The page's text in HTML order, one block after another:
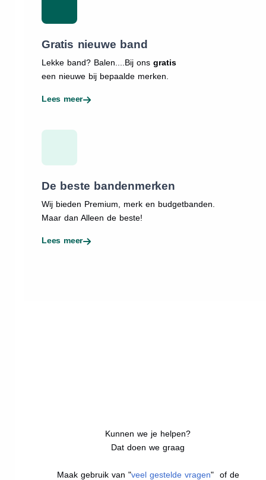
Gratis nieuwe band
Lekke band? Balen....Bij ons gratis
een nieuwe bij bepaalde merken.
Lees meer
De beste bandenmerken
Wij bieden Premium, merk en budgetbanden.
Maar dan Alleen de beste!
Lees meer
Kunnen we je helpen?
Dat doen we graag
Maak gebruik van "veel gestelde vragen" of de